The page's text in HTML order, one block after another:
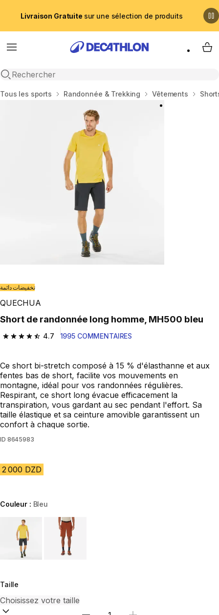
Livraison Gratuite sur une sélection de produits
Menu
Recherche ouverte
My
Accueil
Tous les sports Randonnée & Trekking Vêtements
تخفيضات دائمة
QUECHUA
Short de randonnée long homme, MH500 bleu
4.7
4.7 out of 5 stars from 1995 reviews
1995 COMMENTAIRES
Ce short bi-stretch composé à 15 % d'élasthanne et aux
fentes bas de short, facilite vos mouvements en
montagne, idéal pour vos randonnées régulières.
Respirant, ce short long évacue efficacement la
transpiration, vous gardant au sec pendant l'effort. Sa
taille élastique et sa ceinture amovible garantissent un
confort à chaque sortie.
ID 8645983
2 000 DZD
Couleur : Bleu
Choose a variant
Taille